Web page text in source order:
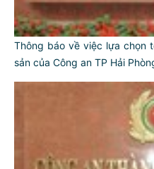
Thông báo về việc lựa chọn
sản của Công an TP Hải